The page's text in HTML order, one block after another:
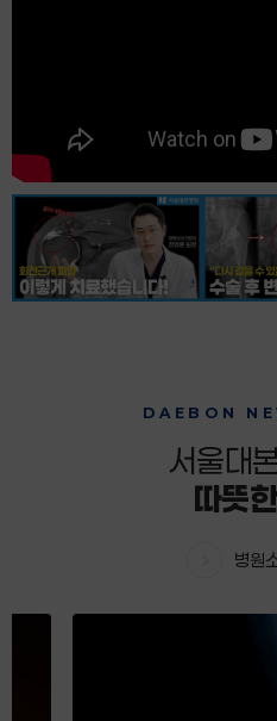
DAEBON
서울대
따뜻
병원